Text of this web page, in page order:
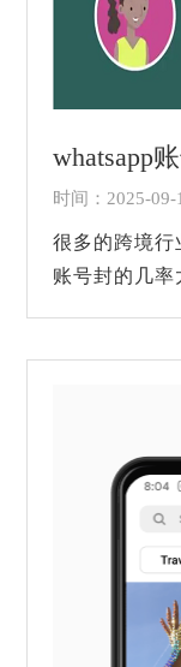
时间：2025-09-
很多的跨境行
账号封的几